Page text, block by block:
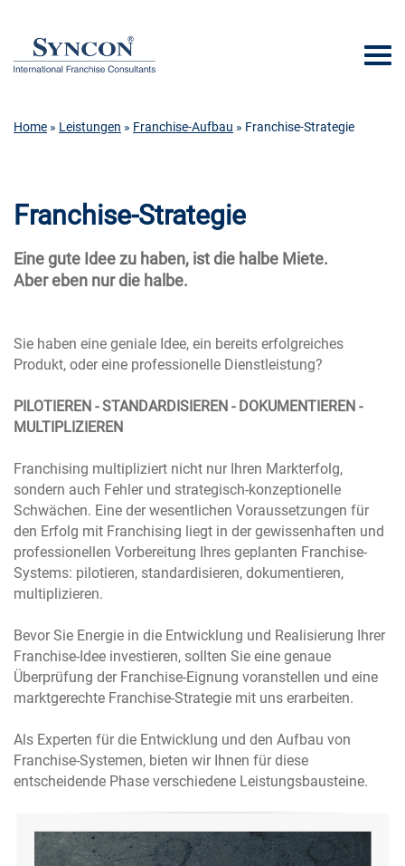
Home » Leistungen » Franchise-Aufbau » Franchise-Strategie
Franchise-Strategie
Eine gute Idee zu haben, ist die halbe Miete.
Aber eben nur die halbe.
Sie haben eine geniale Idee, ein bereits erfolgreiches
Produkt, oder eine professionelle Dienstleistung?
PILOTIEREN - STANDARDISIEREN - DOKUMENTIEREN -
MULTIPLIZIEREN
Franchising multipliziert nicht nur Ihren Markterfolg,
sondern auch Fehler und strategisch-konzeptionelle
Schwächen. Eine der wesentlichen Voraussetzungen für
den Erfolg mit Franchising liegt in der gewissenhaften und
professionellen Vorbereitung Ihres geplanten Franchise-
Systems: pilotieren, standardisieren, dokumentieren,
multiplizieren.
Bevor Sie Energie in die Entwicklung und Realisierung Ihrer
Franchise-Idee investieren, sollten Sie eine genaue
Überprüfung der Franchise-Eignung voranstellen und eine
marktgerechte Franchise-Strategie mit uns erarbeiten.
Als Experten für die Entwicklung und den Aufbau von
Franchise-Systemen, bieten wir Ihnen für diese
entscheidende Phase verschiedene Leistungsbausteine.